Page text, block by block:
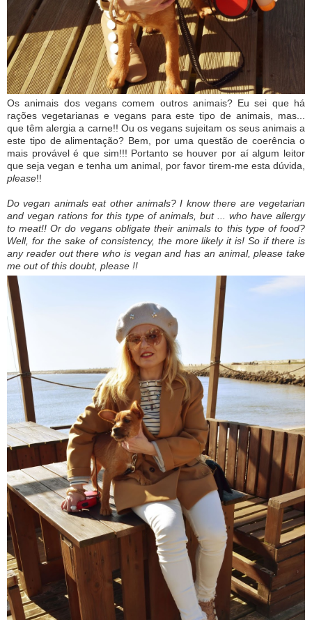
Os animais dos vegans comem outros animais? Eu sei que há
rações vegetarianas e vegans para este tipo de animais, mas...
que têm alergia a carne!! Ou os vegans sujeitam os seus animais a
este tipo de alimentação? Bem, por uma questão de coerência o
mais provável é que sim!!! Portanto se houver por aí algum leitor
que seja vegan e tenha um animal, por favor tirem-me esta dúvida,
please!!
Do vegan animals eat other animals? I know there are vegetarian
and vegan rations for this type of animals, but ... who have allergy
to meat!! Or do vegans obligate their animals to this type of food?
Well, for the sake of consistency, the more likely it is! So if there is
any reader out there who is vegan and has an animal, please take
me out of this doubt, please !!